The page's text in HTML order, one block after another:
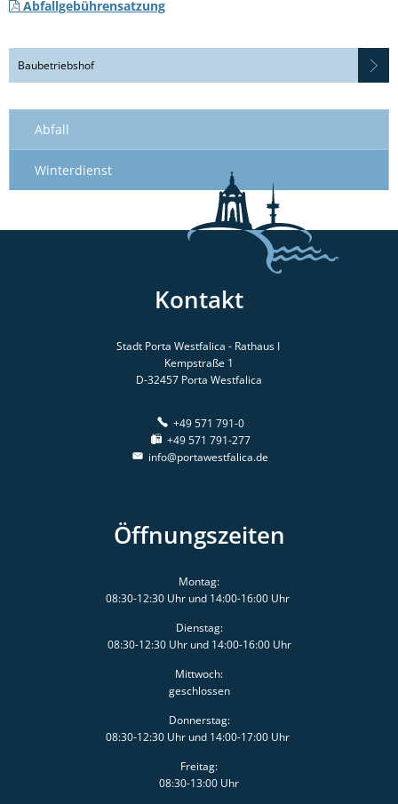
Abfallgebührensatzung
Baubetriebshof
Abfall
Winterdienst
Kontakt
Stadt Porta Westfalica - Rathaus I
Kempstraße 1
D-32457 Porta Westfalica
+49 571 791-0
+49 571 791-277
info@portawestfalica.de
Öffnungszeiten
Montag:
08:30-12:30 Uhr und 14:00-16:00 Uhr
Dienstag:
08:30-12:30 Uhr und 14:00-16:00 Uhr
Mittwoch:
geschlossen
Donnerstag:
08:30-12:30 Uhr und 14:00-17:00 Uhr
Freitag:
08:30-13:00 Uhr